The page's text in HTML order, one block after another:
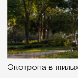
Экотропа в